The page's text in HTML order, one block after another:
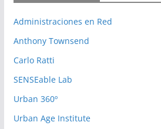
o
r
s
Administraciones en Red
Anthony Townsend
Carlo Ratti
SENSEable Lab
Urban 360º
Urban Age Institute